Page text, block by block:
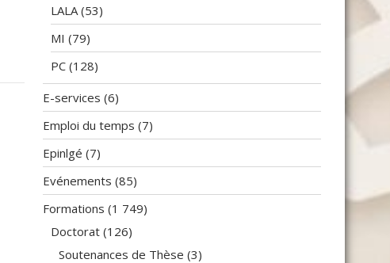
LALA(53)
MI (79)
PC (128)
E-services (6)
Emploi du temps (7)
Epinlgé (7)
Evénements (85)
Formations (1 749)
Doctorat (126)
Soutenances de Thèse (3)